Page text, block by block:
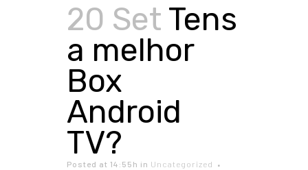
20 Set Tens
a melhor
Box
Android
TV?
Posted at 14:55h in Uncategorized